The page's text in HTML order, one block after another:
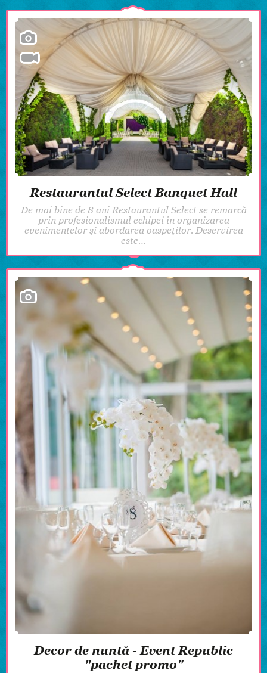
Restaurantul Select Banquet Hall
De mai bine de 8 ani Restaurantul Select se remarcă
prin profesionalismul echipei în organizarea
evenimentelor și abordarea oaspeților. Deservirea
este…
Decor de nuntă - Event Republic
"pachet promo"